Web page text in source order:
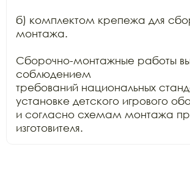
б) комплектом крепежа для
монтажа.
Сборочно-монтажные работы
соблюдением
требований национальных
установке детского игрового
и согласно схемам монтажа
изготовителя.